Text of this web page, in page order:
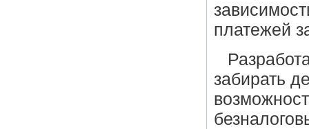
платежей
забирать